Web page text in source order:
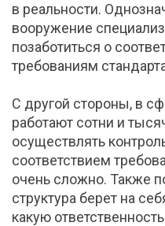
в реальности.
вооружение
позаботиться о
требованиям
С другой стороны, в
работают сотни и
осуществлять
соответствием
очень сложно. Также
структура берет на
какую